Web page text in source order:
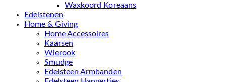
Waxkoord Koreaans
Edelstenen
Home & Giving
Home Accessoires
Kaarsen
Wierook
Smudge
Edelsteen Armbanden